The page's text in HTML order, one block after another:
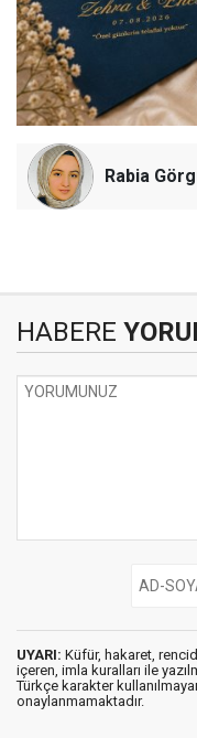
Rabia
HABERE
UYARI: Küfür, hakaret,
içeren, imla kuralları ile
Türkçe karakter
onaylanmamaktadır.